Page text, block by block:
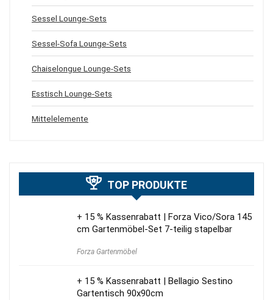
Sessel Lounge-Sets
Sessel-Sofa Lounge-Sets
Chaiselongue Lounge-Sets
Esstisch Lounge-Sets
Mittelelemente
TOP PRODUKTE
+ 15 % Kassenrabatt | Forza Vico/Sora 145
cm Gartenmöbel-Set 7-teilig stapelbar
Forza Gartenmöbel
+ 15 % Kassenrabatt | Bellagio Sestino
Gartentisch 90x90cm